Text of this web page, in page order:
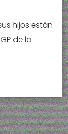
hijos están
de la